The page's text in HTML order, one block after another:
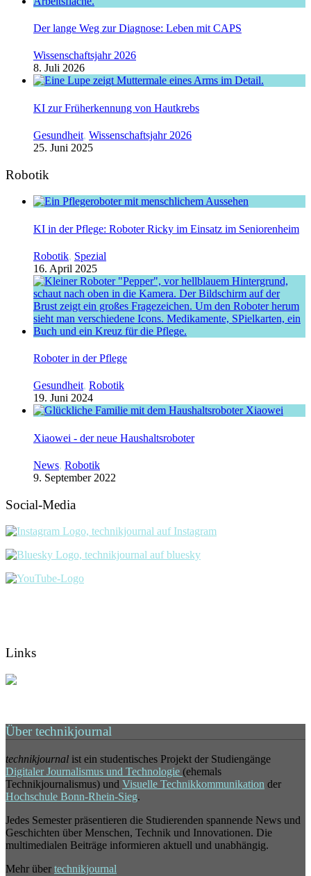
Der lange Weg zur Diagnose: Leben mit CAPS
Wissenschaftsjahr 2026
8. Juli 2026
KI zur Früherkennung von Hautkrebs
Gesundheit, Wissenschaftsjahr 2026
25. Juni 2025
Robotik
KI in der Pflege: Roboter Ricky im Einsatz im Seniorenheim
Robotik, Spezial
16. April 2025
Roboter in der Pflege
Gesundheit, Robotik
19. Juni 2024
Xiaowei - der neue Haushaltsroboter
News, Robotik
9. September 2022
Social-Media
Links
Über technikjournal
technikjournal ist ein studentisches Projekt der Studiengänge
Digitaler Journalismus und Technologie (ehemals
Technikjournalismus) und Visuelle Technikkommunikation der
Hochschule Bonn-Rhein-Sieg.
Jedes Semester präsentieren die Studierenden spannende News und
Geschichten über Menschen, Technik und Innovationen. Die
multimedialen Beiträge informieren aktuell und unabhängig.
Mehr über technikjournal